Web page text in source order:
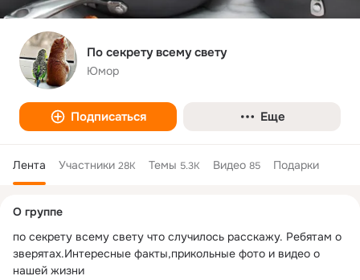
По секрету всему свету
Юмор
Подписаться Еще
Лента Участники 28K Темы 5.3K Видео 85 Подарки
колонка
О группе
по секрету всему свету что случилось расскажу. Ребятам о
зверятах.Интересные факты,прикольные фото и видео о
нашей жизни